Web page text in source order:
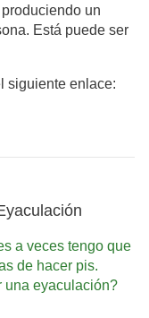
un
Está puede ser
siguiente enlace:
a veces tengo que
de hacer pis.
una eyaculación?